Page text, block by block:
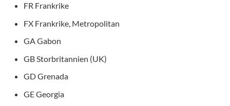
FR Frankrike
FX Frankrike, Metropolitan
GA Gabon
GB Storbritannien (UK)
GD Grenada
GE Georgia